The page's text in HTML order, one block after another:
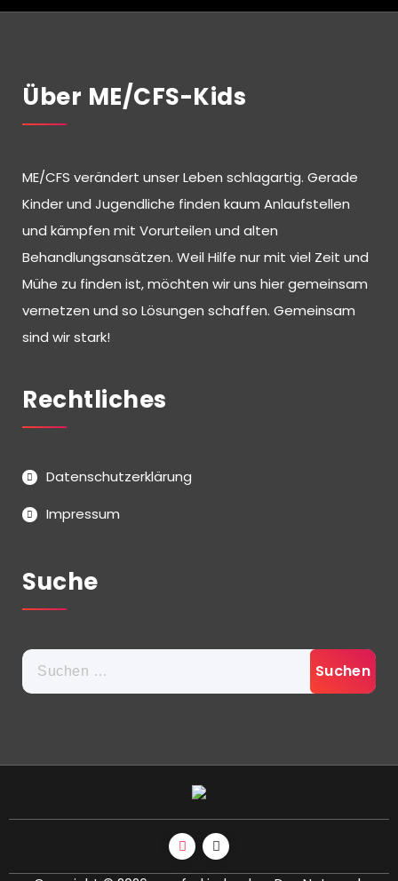
Über ME/CFS-Kids
ME/CFS verändert unser Leben schlagartig. Gerade
Kinder und Jugendliche finden kaum Anlaufstellen
und kämpfen mit Vorurteilen und alten
Behandlungsansätzen. Weil Hilfe nur mit viel Zeit und
Mühe zu finden ist, möchten wir uns hier gemeinsam
vernetzen und so Lösungen schaffen. Gemeinsam
sind wir stark!
Rechtliches
Datenschutzerklärung
Impressum
Suche
Suchen
nach: